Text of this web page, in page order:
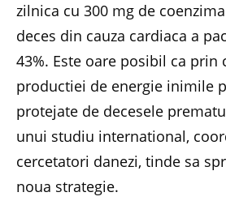
zilnica cu 300 mg de
deces din cauza cardiaca a
43%. Este oare posibil ca prin
productiei de energie inimile
protejate de decesele
unui studiu international,
cercetatori danezi, tinde sa
noua strategie.